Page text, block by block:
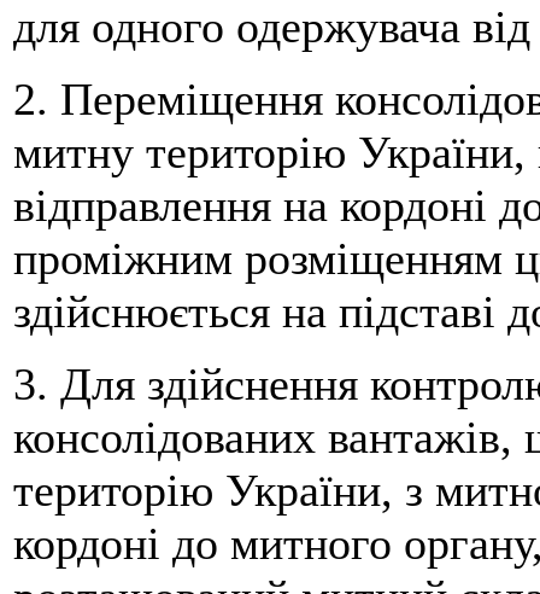
для одного одержувача
2. Переміщення
митну територію України,
відправлення на кордоні
проміжним розміщенням
здійснюється на підставі
3. Для здійснення
консолідованих
територію України, з
кордоні до митного